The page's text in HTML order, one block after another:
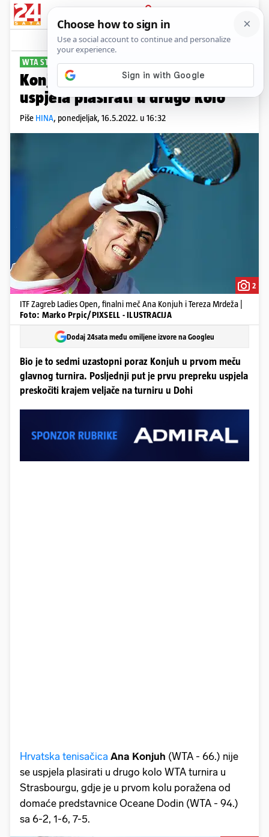
PRIJAVA
Sport Komentari
WTA STRASBOURG
Konjuh ispala sedmi put: Nije se
uspjela plasirati u drugo kolo
Piše HINA, ponedjeljak, 16.5.2022. u 16:32
2
ITF Zagreb Ladies Open, finalni meč Ana Konjuh i Tereza Mrdeža |
Foto: Marko Prpic/PIXSELL - ILUSTRACIJA
Dodaj 24sata među omiljene izvore na Googleu
Bio je to sedmi uzastopni poraz Konjuh u prvom meču
glavnog turnira. Posljednji put je prvu prepreku uspjela
preskočiti krajem veljače na turniru u Dohi
Hrvatska tenisačica Ana Konjuh (WTA - 66.) nije
se uspjela plasirati u drugo kolo WTA turnira u
Strasbourgu, gdje je u prvom kolu poražena od
domaće predstavnice Oceane Dodin (WTA - 94.)
sa 6-2, 1-6, 7-5.